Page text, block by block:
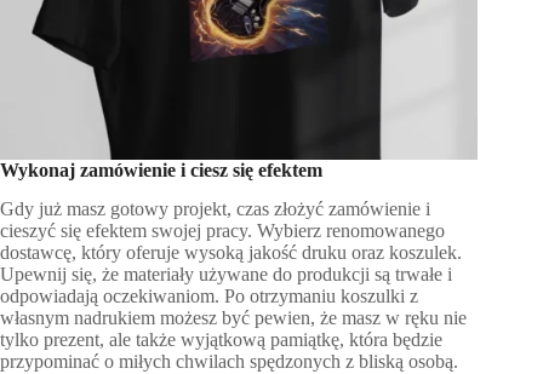
Wykonaj zamówienie i ciesz się efektem
Gdy już masz gotowy projekt, czas złożyć zamówienie i
cieszyć się efektem swojej pracy. Wybierz renomowanego
dostawcę, który oferuje wysoką jakość druku oraz koszulek.
Upewnij się, że materiały używane do produkcji są trwałe i
odpowiadają oczekiwaniom. Po otrzymaniu koszulki z
własnym nadrukiem możesz być pewien, że masz w ręku nie
tylko prezent, ale także wyjątkową pamiątkę, która będzie
przypominać o miłych chwilach spędzonych z bliską osobą.